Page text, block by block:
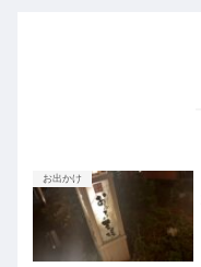
お出かけ